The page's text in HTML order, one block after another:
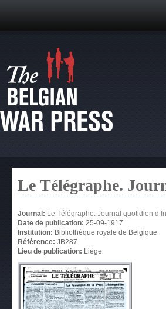
Le Télégraphe.
Journal: Le Télégraphe. Journal quotidien
Date de publication: 25-09-1917
Institution: Bibliothèque royale de Belgique
Référence: JB287
Lieu de publication: Liège